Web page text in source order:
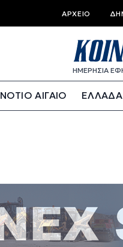
ΑΡΧΕΊΟ
ΗΜΕΡΗΣΙΑ
ΝΟΤΙΟ ΑΙΓΑΙΟ ΕΛΛΑΔΑ